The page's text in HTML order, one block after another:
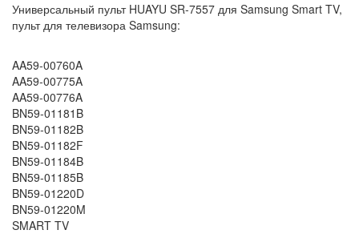
Универсальный пульт HUAYU SR-7557 для Samsung Smart TV,
пульт для телевизора Samsung:
AA59-00760A
AA59-00775A
AA59-00776A
BN59-01181B
BN59-01182B
BN59-01182F
BN59-01184B
BN59-01185B
BN59-01220D
BN59-01220M
SMART TV